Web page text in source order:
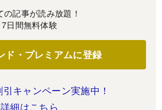
の記事が読み放題！
7日間無料体験
ド・プレミアムに登録
キャンペーン実施中！
詳細はこちら